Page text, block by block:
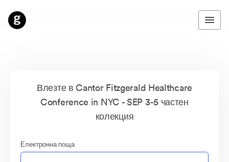
Влезте в Cantor Fitzgerald Healthcare
Conference in NYC - SEP 3-5 частен
колекция
Електронна поща